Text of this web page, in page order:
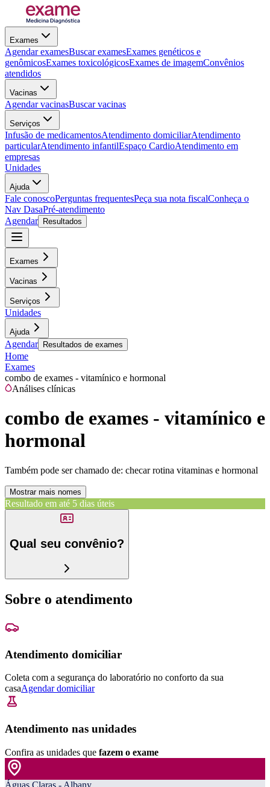
Exames
Agendar examesBuscar examesExames genéticos e
genômicosExames toxicológicosExames de imagemConvênios
atendidos
Vacinas
Agendar vacinasBuscar vacinas
Serviços
Infusão de medicamentosAtendimento domiciliarAtendimento
particularAtendimento infantilEspaço CardioAtendimento em
empresas
Unidades
Ajuda
Fale conoscoPerguntas frequentesPeça sua nota fiscalConheça o
Nav DasaPré-atendimento
Agendar
Resultados
Exames
Vacinas
Serviços
Unidades
Ajuda
Agendar Resultados de exames
Home
Exames
combo de exames - vitamínico e hormonal
Análises clínicas
combo de exames - vitamínico e
hormonal
Também pode ser chamado de: checar rotina vitaminas e hormonal
Mostrar mais nomes
Resultado em até 5 dias úteis
Qual seu convênio?
Sobre o atendimento
Atendimento domiciliar
Coleta com a segurança do laboratório no conforto da sua
casaAgendar domiciliar
Atendimento nas unidades
Confira as unidades que fazem o exame
Águas Claras - Albany